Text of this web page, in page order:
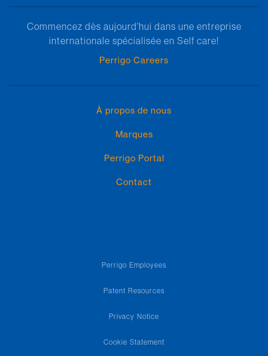
Commencez dès aujourd'hui dans une entreprise
internationale spécialisée en Self care!
Perrigo Careers
À propos de nous
Marques
Perrigo Portal
Contact
Perrigo Employees
Patent Resources
Privacy Notice
Cookie Statement